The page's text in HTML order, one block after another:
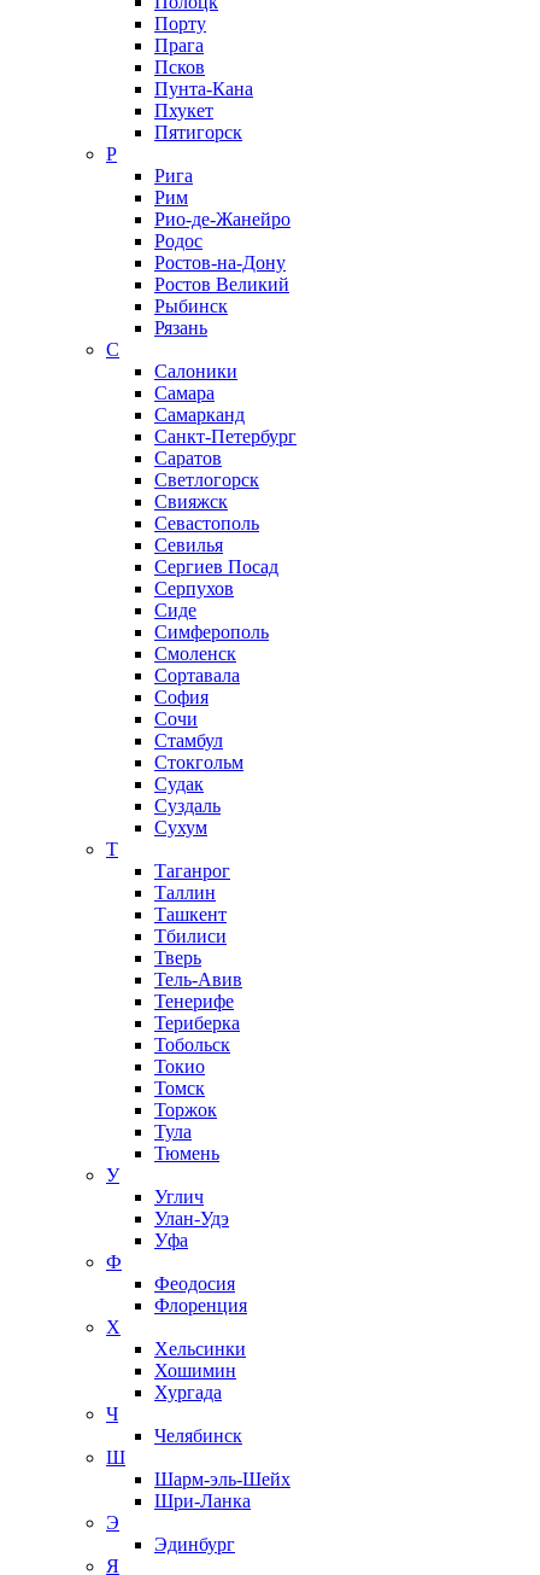
Порту
Прага
Псков
Пунта-Кана
Пхукет
Пятигорск
Р
Рига
Рим
Рио-де-Жанейро
Родос
Ростов-на-Дону
Ростов Великий
Рыбинск
Рязань
С
Салоники
Самара
Самарканд
Санкт-Петербург
Саратов
Светлогорск
Свияжск
Севастополь
Севилья
Сергиев Посад
Серпухов
Сиде
Симферополь
Смоленск
Сортавала
София
Сочи
Стамбул
Стокгольм
Судак
Суздаль
Сухум
Т
Таганрог
Таллин
Ташкент
Тбилиси
Тверь
Тель-Авив
Тенерифе
Териберка
Тобольск
Токио
Томск
Торжок
Тула
Тюмень
У
Углич
Улан-Удэ
Уфа
Ф
Феодосия
Флоренция
Х
Хельсинки
Хошимин
Хургада
Ч
Челябинск
Ш
Шарм-эль-Шейх
Шри-Ланка
Э
Эдинбург
Я